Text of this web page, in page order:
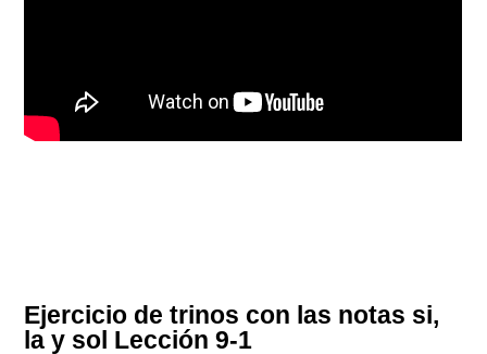
Ejercicio de trinos con las notas si,
la y sol Lección 9-1